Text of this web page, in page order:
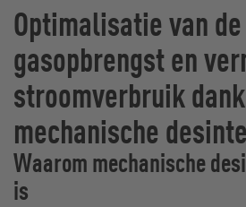
Optimalisatie van de
gasopbrengst en
stroomverbruik
mechanische
Waarom mechanische
is